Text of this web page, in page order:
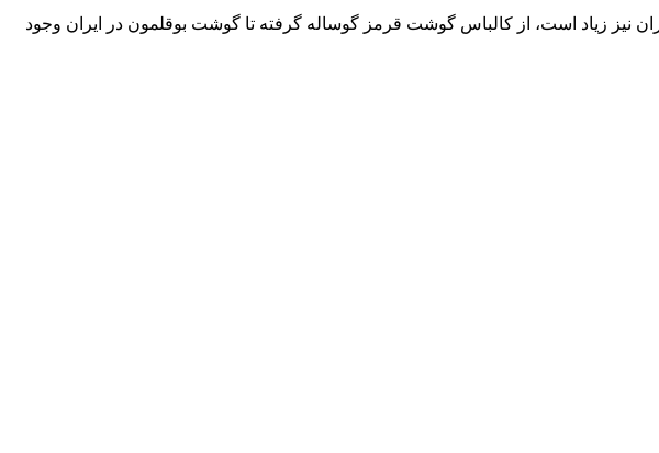
نیز زیاد است، از کالباس گوشت قرمز گوساله گرفته تا گوشت بوقلمون در ایران وجود